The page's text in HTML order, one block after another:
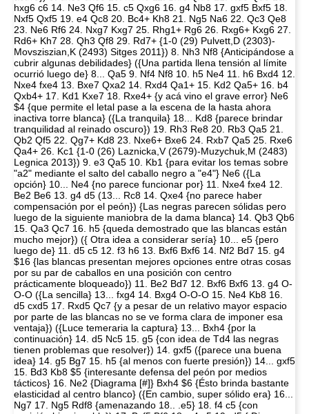
hxg6 c6 14. Ne3 Qf6 15. c5 Qxg6 16. g4 Nb8 17. gxf5 Bxf5 18.
Nxf5 Qxf5 19. e4 Qc8 20. Bc4+ Kh8 21. Ng5 Na6 22. Qc3 Qe8
23. Ne6 Rf6 24. Nxg7 Kxg7 25. Rhg1+ Rg6 26. Rxg6+ Kxg6 27.
Rd6+ Kh7 28. Qh3 Qf8 29. Rd7+ {1-0 (29) Pulvett,D (2303)-
Movsziszian,K (2493) Sitges 2011}) 8. Nh3 Nf8 {Anticipándose a
cubrir algunas debilidades} ({Una partida llena tensión al límite
ocurrió luego de} 8... Qa5 9. Nf4 Nf8 10. h5 Ne4 11. h6 Bxd4 12.
Nxe4 fxe4 13. Bxe7 Qxa2 14. Rxd4 Qa1+ 15. Kd2 Qa5+ 16. b4
Qxb4+ 17. Kd1 Kxe7 18. Rxe4+ {y acá vino el grave error} Ne6
$4 {que permite el letal pase a la escena de la hasta ahora
inactiva torre blanca} ({La tranquila} 18... Kd8 {parece brindar
tranquilidad al reinado oscuro}) 19. Rh3 Re8 20. Rb3 Qa5 21.
Qb2 Qf5 22. Qg7+ Kd8 23. Nxe6+ Bxe6 24. Rxb7 Qa5 25. Rxe6
Qa4+ 26. Kc1 {1-0 (26) Laznicka,V (2679)-Muzychuk,M (2483)
Legnica 2013}) 9. e3 Qa5 10. Kb1 {para evitar los temas sobre
"a2" mediante el salto del caballo negro a "e4"} Ne6 ({La
opción} 10... Ne4 {no parece funcionar por} 11. Nxe4 fxe4 12.
Be2 Be6 13. g4 d5 (13... Rc8 14. Qxe4 {no parece haber
compensación por el peón}) {Las negras parecen sólidas pero
luego de la siguiente maniobra de la dama blanca} 14. Qb3 Qb6
15. Qa3 Qc7 16. h5 {queda demostrado que las blancas están
mucho mejor}) ({ Otra idea a considerar sería} 10... e5 {pero
luego de} 11. d5 c5 12. f3 h6 13. Bxf6 Bxf6 14. Nf2 Bd7 15. g4
$16 {las blancas presentan mejores opciones entre otras cosas
por su par de caballos en una posición con centro
prácticamente bloqueado}) 11. Be2 Bd7 12. Bxf6 Bxf6 13. g4 O-
O-O ({La sencilla} 13... fxg4 14. Bxg4 O-O-O 15. Ne4 Kb8 16.
d5 cxd5 17. Rxd5 Qc7 {y a pesar de un relativo mayor espacio
por parte de las blancas no se ve forma clara de imponer esa
ventaja}) ({Luce temeraria la captura} 13... Bxh4 {por la
continuación} 14. d5 Nc5 15. g5 {con idea de Td4 las negras
tienen problemas que resolver}) 14. gxf5 ({parece una buena
idea} 14. g5 Bg7 15. h5 {al menos con fuerte presión}) 14... gxf5
15. Bd3 Kb8 $5 {interesante defensa del peón por medios
tácticos} 16. Ne2 {Diagrama [#]} Bxh4 $6 {Ésto brinda bastante
elasticidad al centro blanco} ({En cambio, super sólido era} 16...
Ng7 17. Ng5 Rdf8 {amenazando 18.. .e5} 18. f4 c5 {con